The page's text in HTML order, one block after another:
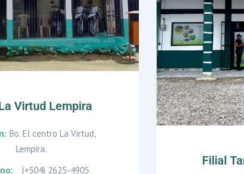
Virtud Lempira
Bo. El centro La Virtud,
Lempira.
(+504) 2625-4905
Filial